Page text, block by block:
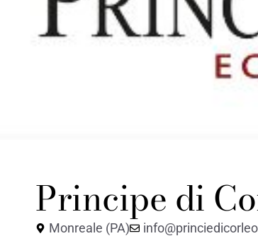
Principe di
Monreale (PA)